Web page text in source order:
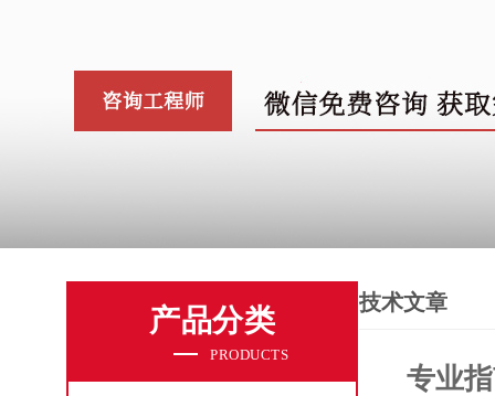
产品分类
PRODUCTS
技术文章
专业